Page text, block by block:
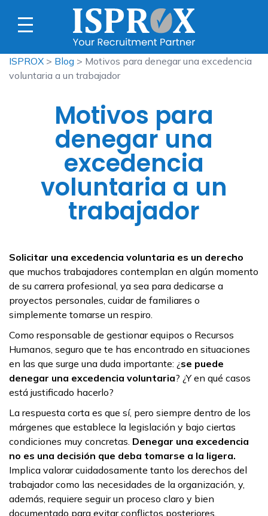
ISPROX > Blog > Motivos para denegar una excedencia
voluntaria a un trabajador
Motivos para
denegar una
excedencia
voluntaria a un
trabajador
Solicitar una excedencia voluntaria es un derecho
que muchos trabajadores contemplan en algún momento
de su carrera profesional, ya sea para dedicarse a
proyectos personales, cuidar de familiares o
simplemente tomarse un respiro.
Como responsable de gestionar equipos o Recursos
Humanos, seguro que te has encontrado en situaciones
en las que surge una duda importante: ¿se puede
denegar una excedencia voluntaria? ¿Y en qué casos
está justificado hacerlo?
La respuesta corta es que sí, pero siempre dentro de los
márgenes que establece la legislación y bajo ciertas
condiciones muy concretas. Denegar una excedencia
no es una decisión que deba tomarse a la ligera.
Implica valorar cuidadosamente tanto los derechos del
trabajador como las necesidades de la organización, y,
además, requiere seguir un proceso claro y bien
documentado para evitar conflictos posteriores.